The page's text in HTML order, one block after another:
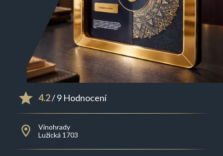
4.2/ 9 Hodnocení
Vinohrady
Lužická 1703